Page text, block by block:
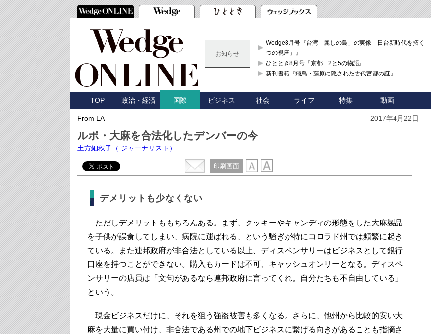
お知らせ
Wedge8月号『台湾「麗しの島」の実像 日台新時代を拓く「3
つの視座」』
ひととき8月号『京都 2と5の物語』
新刊書籍『飛鳥・藤原に隠された古代宮都の謎』
TOP 政治・経済 国際 ビジネス 社会 ライフ 特集 動画
From LA 2017年4月22日
ルポ・大麻を合法化したデンバーの今
土方細秩子 （ ジャーナリスト）
印刷画面
デメリットも少なくない
ただしデメリットももちろんある。まず、クッキーやキャンディの形態をした大麻製品
を子供が誤食してしまい、病院に運ばれる、という騒ぎが特にコロラド州では頻繁に起き
ている。また連邦政府が非合法としている以上、ディスペンサリーはビジネスとして銀行
口座を持つことができない。購入もカードは不可、キャッシュオンリーとなる。ディスペ
ンサリーの店員は「文句があるなら連邦政府に言ってくれ。自分たちも不自由している」
という。
現金ビジネスだけに、それを狙う強盗被害も多くなる。さらに、他州から比較的安い大
麻を大量に買い付け、非合法である州での地下ビジネスに繋げる向きがあることも指摘さ